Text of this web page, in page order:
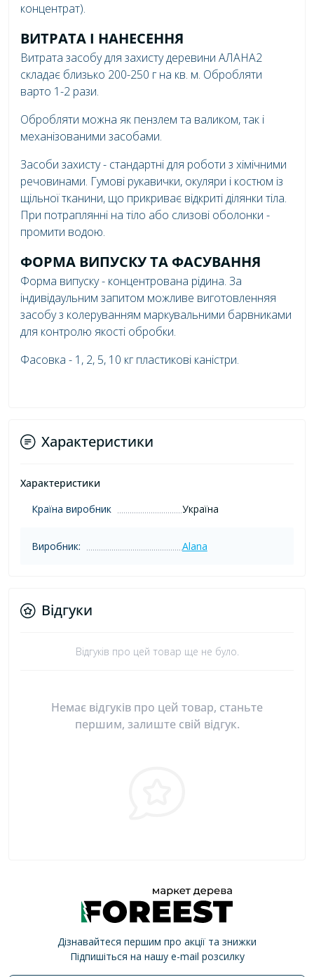
концентрат).
ВИТРАТА І НАНЕСЕННЯ
Витрата засобу для захисту деревини АЛАНА2
складає близько 200-250 г на кв. м. Обробляти
варто 1-2 рази.
Обробляти можна як пензлем та валиком, так і
механізованими засобами.
Засоби захисту - стандартні для роботи з хімічними
речовинами. Гумові рукавички, окуляри і костюм із
щільної тканини, що прикриває відкриті ділянки тіла.
При потраплянні на тіло або слизові оболонки -
промити водою.
ФОРМА ВИПУСКУ ТА ФАСУВАННЯ
Форма випуску - концентрована рідина. За
індивідаульним запитом можливе виготовленняя
засобу з колеруванням маркувальними барвниками
для контролю якості обробки.
Фасовка - 1, 2, 5, 10 кг пластикові каністри.
Характеристики
Характеристики
Країна виробник
Україна
Виробник: Alana
Відгуки
Відгуків про цей товар ще не було.
Немає відгуків про цей товар, станьте
першим, залиште свій відгук.
Дізнавайтеся першим про акції та знижки
Підпишіться на нашу e-mail розсилку